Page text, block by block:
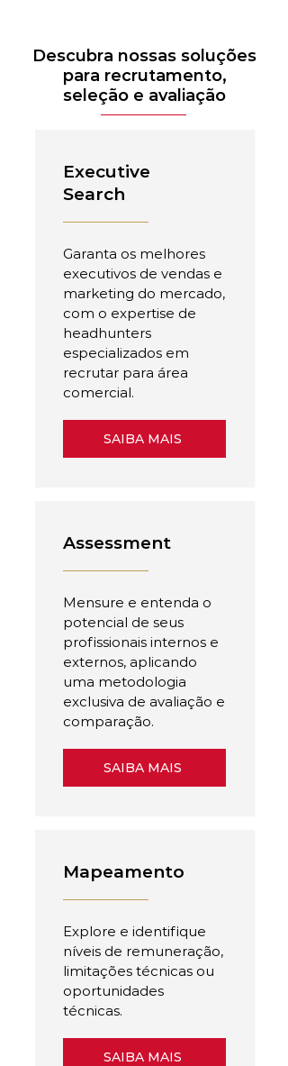
Descubra nossas soluções
para recrutamento,
seleção e avaliação
Executive
Search
Garanta os melhores
executivos de vendas e
marketing do mercado,
com o expertise de
headhunters
especializados em
recrutar para área
comercial.
SAIBA MAIS
Assessment
Mensure e entenda o
potencial de seus
profissionais internos e
externos, aplicando
uma metodologia
exclusiva de avaliação e
comparação.
SAIBA MAIS
Mapeamento
Explore e identifique
níveis de remuneração,
limitações técnicas ou
oportunidades
técnicas.
SAIBA MAIS